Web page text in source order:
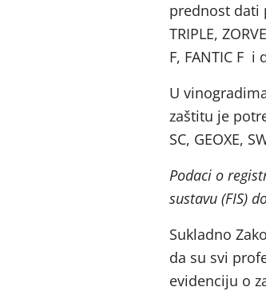
prednost dati
TRIPLE,
F, FANTIC F i
U
zaštitu je
SC, GEOXE,
Podaci o
sustavu (FIS)
Sukladno
da su svi
evidenciju o